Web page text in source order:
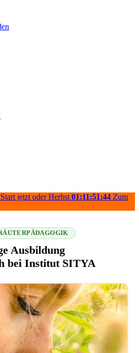
jetzt oder Herbst 01:11:51:44 Zum
Ausbildung
bei Institut SITYA
06 12:07:09